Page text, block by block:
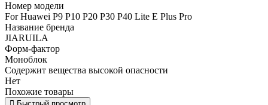
Номер модели
For Huawei P9 P10 P20 P30 P40 Lite E Plus Pro
Название бренда
JIARUILA
Форм-фактор
Моноблок
Содержит вещества высокой опасности
Нет
Похожие товары